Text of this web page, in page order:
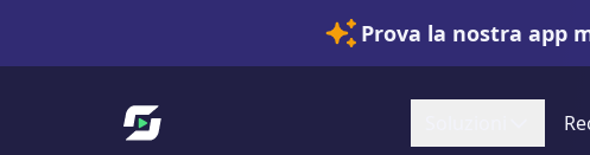
Prova la nostra app
Link alla homepage